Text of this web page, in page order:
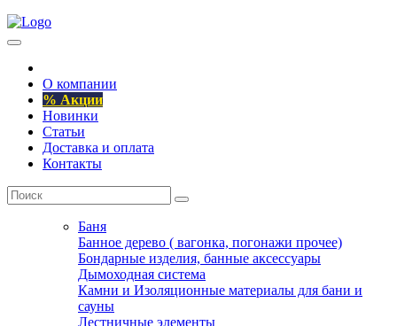
О компании
% Акции
Новинки
Статьи
Доставка и оплата
Контакты
Баня
Банное дерево ( вагонка, погонажи прочее)
Бондарные изделия, банные аксессуары
Дымоходная система
Камни и Изоляционные материалы для бани и
сауны
Лестничные элементы